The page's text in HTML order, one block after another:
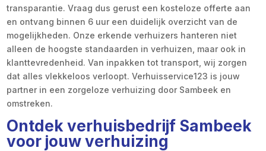
transparantie. Vraag dus gerust een kosteloze offerte aan
en ontvang binnen 6 uur een duidelijk overzicht van de
mogelijkheden. Onze erkende verhuizers hanteren niet
alleen de hoogste standaarden in verhuizen, maar ook in
klanttevredenheid. Van inpakken tot transport, wij zorgen
dat alles vlekkeloos verloopt. Verhuisservice123 is jouw
partner in een zorgeloze verhuizing door Sambeek en
omstreken.
Ontdek verhuisbedrijf Sambeek
voor jouw verhuizing